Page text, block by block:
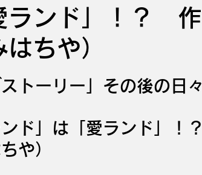
ランド」！？ 作
ちや）
トーリー」その後の日々
ド」は「愛ランド」！
や）